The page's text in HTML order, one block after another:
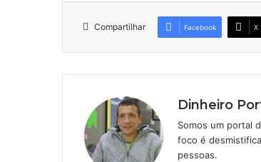
Compartilhar Facebook X
Dinheiro
Somos um portal
foco é
pessoas.